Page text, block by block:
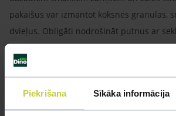
Piekrišana Sīkāka informācija
pakaišus var izmantot koksnes granulas,
dvieļus. Obligāti nodrošināt putnus ar
vanniņu. Būri novietot tālāk no
stariem. Pilnībā tīrīt vismaz reizi nedēļā.
Barošana:
kā pamatbarību izmantot zooveikalos